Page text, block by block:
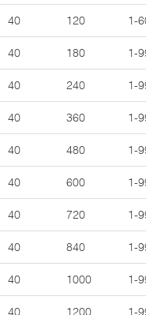
40 120 1-
40 180 1-
40 240 1-
40 360 1-
40 480 1-
40 600 1-
40 720 1-
40 840 1-
40 1000 1-
40 1200 1-